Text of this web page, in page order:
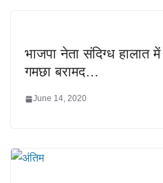
भाजपा नेता संदिग्ध
गमछा बरामद…
June 14, 2020